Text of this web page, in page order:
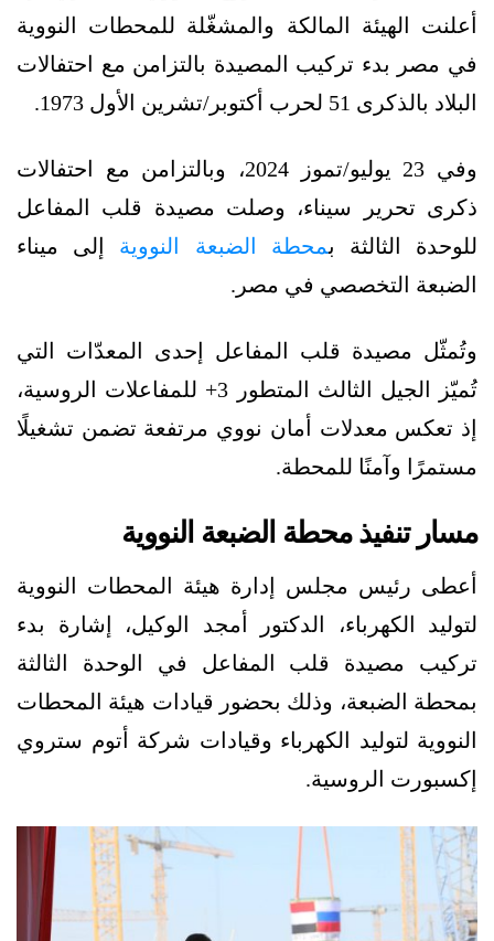
أعلنت الهيئة المالكة والمشغّلة للمحطات النووية
في مصر بدء تركيب المصيدة بالتزامن مع احتفالات
البلاد بالذكرى 51 لحرب أكتوبر/تشرين الأول 1973.
وفي 23 يوليو/تموز 2024، وبالتزامن مع احتفالات
ذكرى تحرير سيناء، وصلت مصيدة قلب المفاعل
للوحدة الثالثة بمحطة الضبعة النووية إلى ميناء
الضبعة التخصصي في مصر.
وتُمثّل مصيدة قلب المفاعل إحدى المعدّات التي
تُميّز الجيل الثالث المتطور 3+ للمفاعلات الروسية،
إذ تعكس معدلات أمان نووي مرتفعة تضمن تشغيلًا
مستمرًا وآمنًا للمحطة.
مسار تنفيذ محطة الضبعة النووية
أعطى رئيس مجلس إدارة هيئة المحطات النووية
لتوليد الكهرباء، الدكتور أمجد الوكيل، إشارة بدء
تركيب مصيدة قلب المفاعل في الوحدة الثالثة
بمحطة الضبعة، وذلك بحضور قيادات هيئة المحطات
النووية لتوليد الكهرباء وقيادات شركة أتوم ستروي
إكسبورت الروسية.